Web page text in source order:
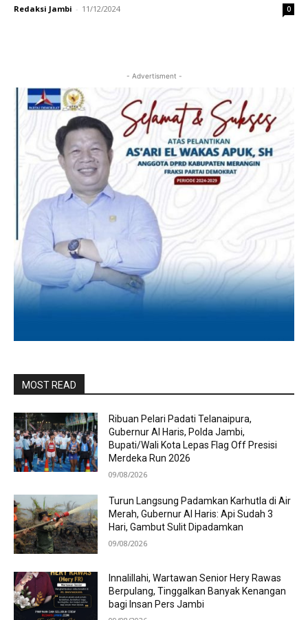
Redaksi Jambi - 11/12/2024 0
- Advertisment -
MOST READ
Ribuan Pelari Padati Telanaipura,
Gubernur Al Haris, Polda Jambi,
Bupati/Wali Kota Lepas Flag Off Presisi
Merdeka Run 2026
09/08/2026
Turun Langsung Padamkan Karhutla di Air
Merah, Gubernur Al Haris: Api Sudah 3
Hari, Gambut Sulit Dipadamkan
09/08/2026
Innalillahi, Wartawan Senior Hery Rawas
Berpulang, Tinggalkan Banyak Kenangan
bagi Insan Pers Jambi